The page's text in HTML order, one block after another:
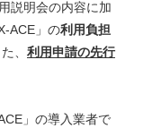
説明会の内容に加
ACE」の利用負担
、 利用申請の先行
」の導入業者で